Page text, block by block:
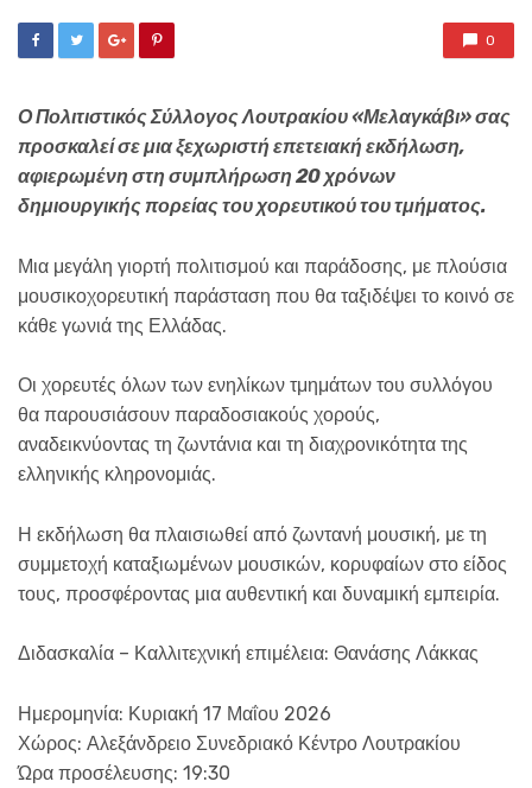
0
Ο Πολιτιστικός Σύλλογος Λουτρακίου «Μελαγκάβι» σας
προσκαλεί σε μια ξεχωριστή επετειακή εκδήλωση,
αφιερωμένη στη συμπλήρωση 20 χρόνων
δημιουργικής πορείας του χορευτικού του τμήματος.
Μια μεγάλη γιορτή πολιτισμού και παράδοσης, με πλούσια
μουσικοχορευτική παράσταση που θα ταξιδέψει το κοινό σε
κάθε γωνιά της Ελλάδας.
Οι χορευτές όλων των ενηλίκων τμημάτων του συλλόγου
θα παρουσιάσουν παραδοσιακούς χορούς,
αναδεικνύοντας τη ζωντάνια και τη διαχρονικότητα της
ελληνικής κληρονομιάς.
Η εκδήλωση θα πλαισιωθεί από ζωντανή μουσική, με τη
συμμετοχή καταξιωμένων μουσικών, κορυφαίων στο είδος
τους, προσφέροντας μια αυθεντική και δυναμική εμπειρία.
Διδασκαλία – Καλλιτεχνική επιμέλεια: Θανάσης Λάκκας
Ημερομηνία: Κυριακή 17 Μαΐου 2026
Χώρος: Αλεξάνδρειο Συνεδριακό Κέντρο Λουτρακίου
Ώρα προσέλευσης: 19:30